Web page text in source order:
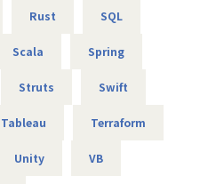
場を設けており、情報共
Rust SQL
Scala Spring
Struts Swift
Tableau Terraform
Unity VB